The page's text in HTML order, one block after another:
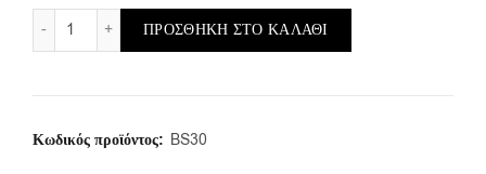
BS/a/30,81X38,1X2,34 (1τμ.) ποσότητα
ΠΡΟΣΘΉΚΗ ΣΤΟ ΚΑΛΆΘΙ
Κωδικός προϊόντος: BS30